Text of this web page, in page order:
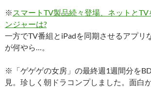
※ スマートTV製品続々登場、ネットとTV
ンジャーは?
一方でTV番組とiPadを同期させるアプリ
が何やら…。
※「ゲゲゲの女房」の最終週1週間分を
見。珍しく朝ドラコンプしました。面白